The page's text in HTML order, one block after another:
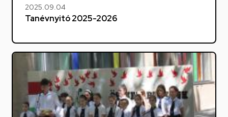
2025.09.04
Tanévnyitó 2025-2026